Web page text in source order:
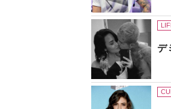
デ